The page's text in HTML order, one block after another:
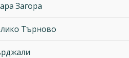
Загора
Търново